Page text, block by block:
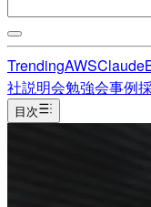
TrendingAWSClaude
社説明会勉強会事例
目次